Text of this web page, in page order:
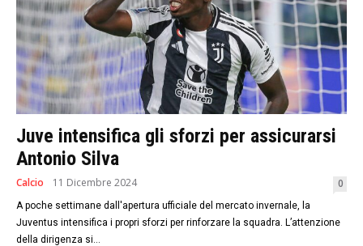
Juve intensifica gli sforzi per assicurarsi
Antonio Silva
Calcio 11 Dicembre 2024 0
A poche settimane dall'apertura ufficiale ‍del mercato⁢ invernale, la
Juventus intensifica ⁢i propri sforzi⁣ per rinforzare la squadra. L’attenzione
della dirigenza ⁣si...